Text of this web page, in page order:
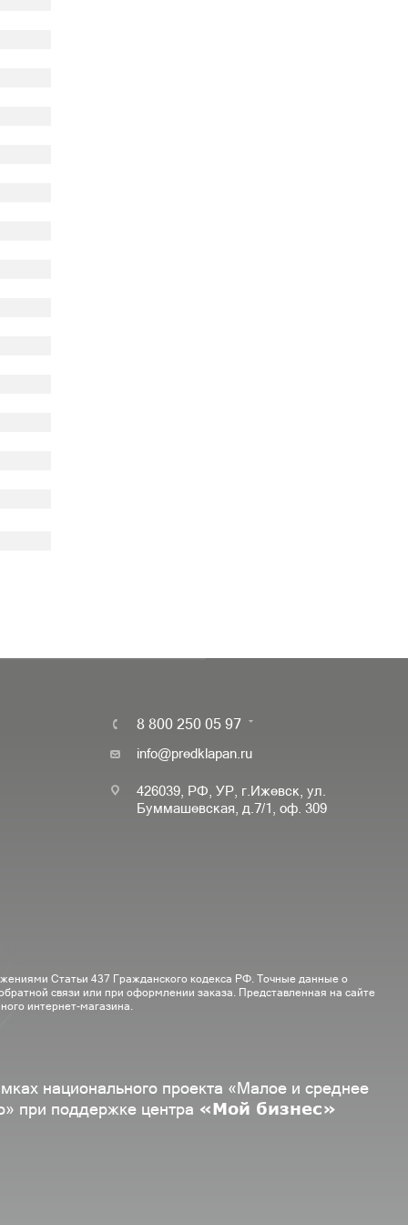
8 800 250 05 97
info@predklapan.ru
426039, РФ, УР, г.Ижевск, ул.
Буммашевская, д.7/1, оф. 309
Статьи 437 Гражданского кодекса РФ. Точные данные о
связи или при оформлении заказа. Представленная на сайте
интернет-магазина.
национального проекта «Малое и среднее
при поддержке центра «Мой бизнес»